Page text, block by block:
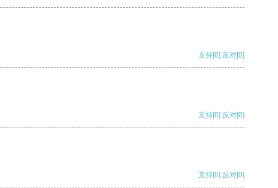
支持[0] 反对[0]
支持[0] 反对[0]
支持[0] 反对[0]